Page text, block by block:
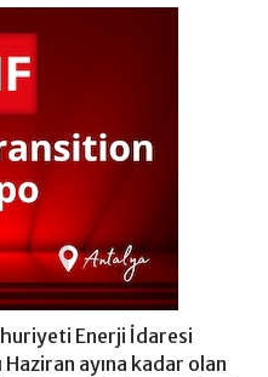
Enerji İdaresi
ayına kadar olan